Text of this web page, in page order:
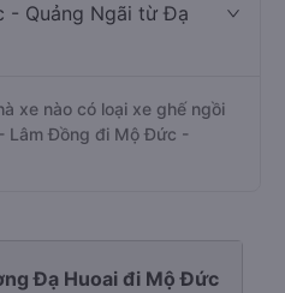
- Quảng Ngãi từ Đạ
xe nào có loại xe ghế ngồi
Lâm Đồng đi Mộ Đức -
Đạ Huoai đi Mộ Đức